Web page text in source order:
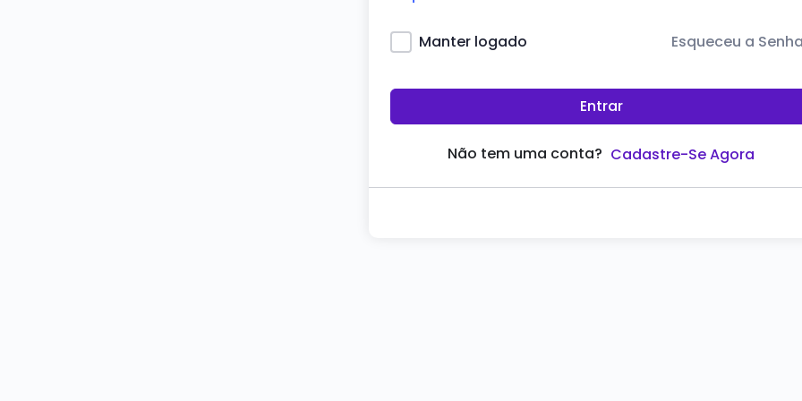
Manter logado Esqueceu a
Entrar
Não tem uma conta? Cadastre-Se Agora